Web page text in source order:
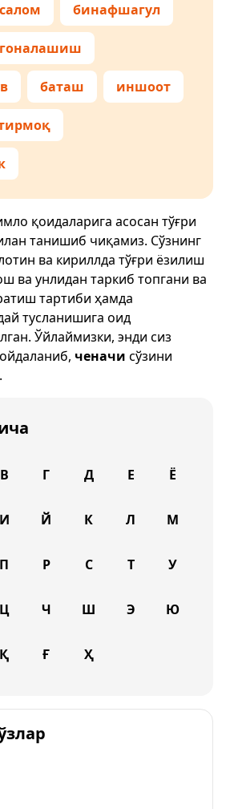
бинафшагул
баташ иншоот
қоидаларига асосан тўғри
танишиб чиқамиз. Сўзнинг
ва кириллда тўғри ёзилиш
ва унлидан таркиб топгани ва
тартиби ҳамда
тусланишига оид
Ўйлаймизки, энди сиз
ченачи сўзини
В Г Д Е Ё
И Й К Л М
П Р С Т У
Ц Ч Ш Э Ю
Қ Ғ Ҳ